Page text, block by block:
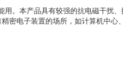
用。本产品具有较强的抗电磁干扰、
密电子装置的场所，如计算机中心、